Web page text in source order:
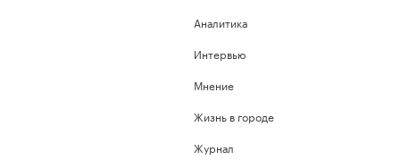
Аналитика
Интервью
Мнение
Жизнь в городе
Журнал